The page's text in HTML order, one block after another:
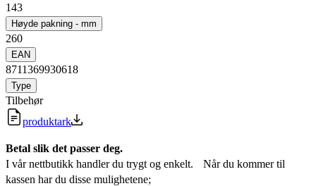
143
Høyde pakning - mm
260
EAN
8711369930618
Type
Tilbehør
produktark
Betal slik det passer deg.
I vår nettbutikk handler du trygt og enkelt. Når du kommer til
kassen har du disse mulighetene;